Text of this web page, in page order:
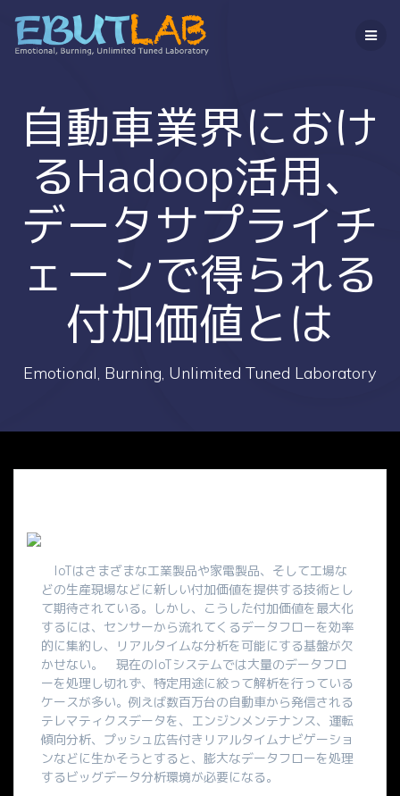
ン
テ
ス
キ
プ
自動車業界におけ
るHadoop活用、
データサプライチ
ェーンで得られる
付加価値とは
Emotional, Burning, Unlimited Tuned Laboratory
IoTはさまざまな工業製品や家電製品、そして工場な
どの生産現場などに新しい付加価値を提供する技術とし
て期待されている。しかし、こうした付加価値を最大化
するには、センサーから流れてくるデータフローを効率
的に集約し、リアルタイムな分析を可能にする基盤が欠
かせない。 現在のIoTシステムでは大量のデータフロ
ーを処理し切れず、特定用途に絞って解析を行っている
ケースが多い。例えば数百万台の自動車から発信される
テレマティクスデータを、エンジンメンテナンス、運転
傾向分析、プッシュ広告付きリアルタイムナビゲーショ
ンなどに生かそうとすると、膨大なデータフローを処理
するビッグデータ分析環境が必要になる。